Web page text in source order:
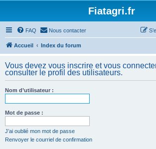
Fiatagri.fr
FAQ Nous contacter
Accueil Index du forum
Vous devez vous inscrire et vous
consulter le profil des utilisateurs.
Nom d’utilisateur :
Mot de passe :
J’ai oublié mon mot de passe
Renvoyer le courriel de confirmation